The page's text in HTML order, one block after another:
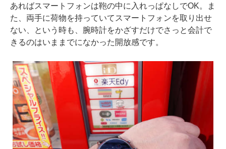
あればスマートフォンは鞄の中に入れっぱなしでOK。ま
た、両手に荷物を持っていてスマートフォンを取り出せ
ない、という時も、腕時計をかざすだけでさっと会計で
きるのはいままでになかった開放感です。